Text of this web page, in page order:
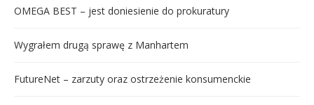
OMEGA BEST – jest doniesienie do prokuratury
Wygrałem drugą sprawę z Manhartem
FutureNet – zarzuty oraz ostrzeżenie konsumenckie